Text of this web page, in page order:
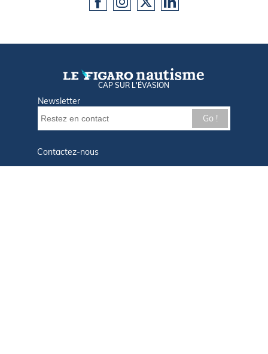
CAP SUR L'ÉVASION
Newsletter
Go !
Contactez-nous